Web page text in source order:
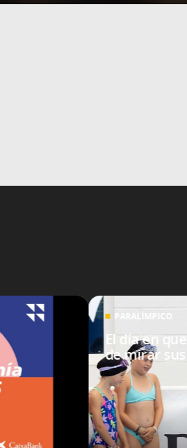
PARALÍMPICO
El día en
de mirar